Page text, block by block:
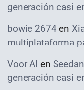
generación casi
bowie 2674 en
multiplataforma
Voor AI en
generación casi